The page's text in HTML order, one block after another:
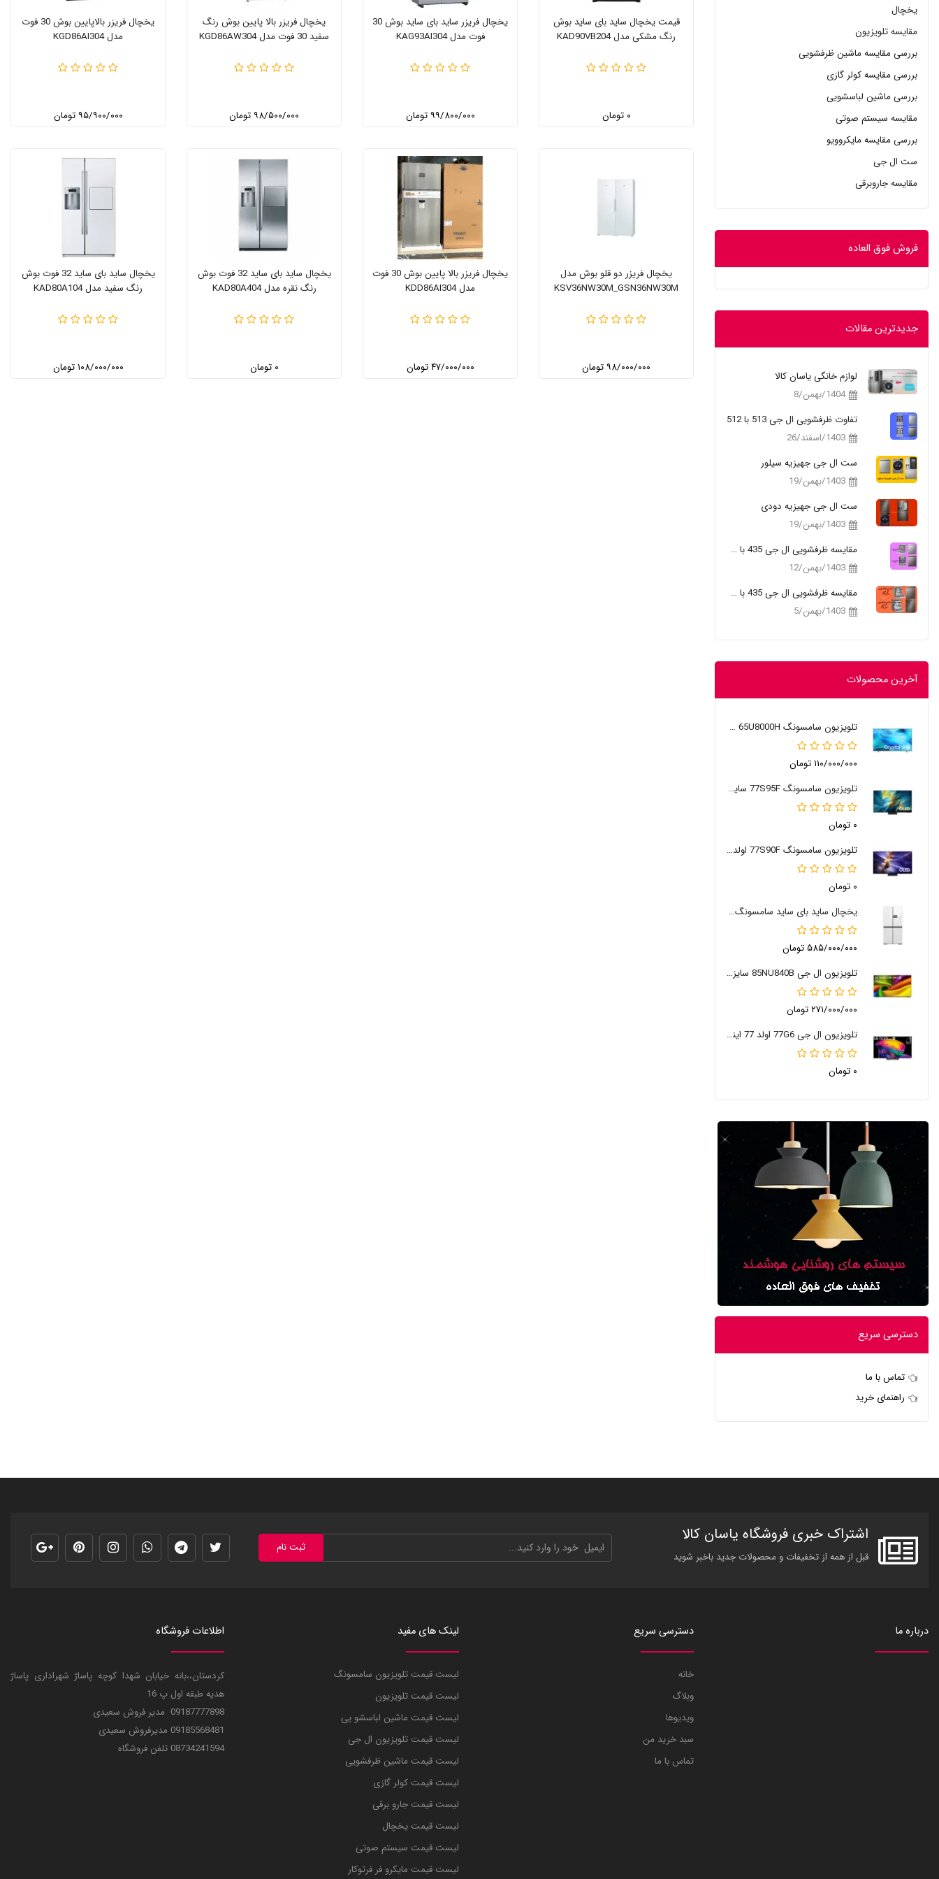
قیمت یخچال ساید بای ساید بوش
رنگ مشکی مدل KAD90VB204
۰ تومان
یخچال فریزر ساید بای ساید بوش 30
فوت مدل KAG93AI304
۹۹/۸۰۰/۰۰۰ تومان
یخچال فریزر بالا پایین بوش رنگ
سفید 30 فوت مدل KGD86AW304
۹۸/۵۰۰/۰۰۰ تومان
یخچال فریزر بالاپایین بوش 30 فوت
مدل KGD86AI304
۹۵/۹۰۰/۰۰۰ تومان
یخچال فریزر دو قلو بوش مدل
KSV36NW30M_GSN36NW30M
۹۸/۰۰۰/۰۰۰ تومان
یخچال فریزر بالا پایین بوش 30 فوت
مدل KDD86AI304
۴۷/۰۰۰/۰۰۰ تومان
یخچال ساید بای ساید 32 فوت بوش
رنگ نقره مدل KAD80A404
۰ تومان
یخچال ساید بای ساید 32 فوت بوش
رنگ سفید مدل KAD80A104
۱۰۸/۰۰۰/۰۰۰ تومان
یخچال
مقایسه تلویزیون
بررسی مقایسه ماشین ظرفشویی
بررسی مقایسه کولر گازی
بررسی ماشین لباسشویی
مقایسه سیستم صوتی
بررسی مقایسه مایکروویو
ست ال جی
مقایسه جاروبرقی
فروش فوق العاده
جدیدترین مقالات
لوازم خانگی یاسان کالا
1404/بهمن/8
تفاوت ظرفشویی ال جی 513 با 512
1403/اسفند/26
ست ال جی جهیزیه سیلور
1403/بهمن/19
ست ال جی جهیزیه دودی
1403/بهمن/19
مقایسه ظرفشویی ال جی 435 با 335
1403/بهمن/12
مقایسه ظرفشویی ال جی 435 با 325
1403/بهمن/5
آخرین محصولات
تلویزیون سامسونگ 65U8000H سایز 65 اینچ 2026
۱۱۰/۰۰۰/۰۰۰ تومان
تلویزیون سامسونگ 77S95F سایز 77 اینچ
۰ تومان
تلویزیون سامسونگ 77S90F اولد 77 اینچ
۰ تومان
یخچال ساید بای ساید سامسونگ RM90
۵۸۵/۰۰۰/۰۰۰ تومان
تلویزیون ال جی 85NU840B سایز 85 اینچ 2026
۲۷۱/۰۰۰/۰۰۰ تومان
تلویزیون ال جی 77G6 اولد 77 اینچ 2026
۰ تومان
دسترسی سریع
تماس با ما
راهنمای خرید
اشتراک خبری فروشگاه یاسان کالا
قبل از همه از تخفیفات و محصولات جدید باخبر شوید
ثبت نام
درباره ما اطلاعات فروشگاه
کردستان،،بانه خیابان شهدا کوچه پاساژ شهراداری پاساژ
هدیه طبقه اول پ 16
09187777898 مدیر فروش سعیدی
09185568481 مدیرفروش سعیدی
08734241594 تلفن فروشگاه
دسترسی سریع
خانه
وبلاگ
ویدیوها
سبد خرید من
تماس با ما
لینک های مفید
لیست قیمت تلویزیون سامسونگ
لیست قیمت تلویزیون
لیست قیمت ماشین لباسشو یی
لیست قیمت تلویزیون ال جی
لیست قیمت ماشین ظرفشویی
لیست قیمت کولر گازی
لیست قیمت جارو برقی
لیست قیمت یخچال
لیست قیمت سیستم صوتی
لیست قیمت مایکرو فر فرتوکار